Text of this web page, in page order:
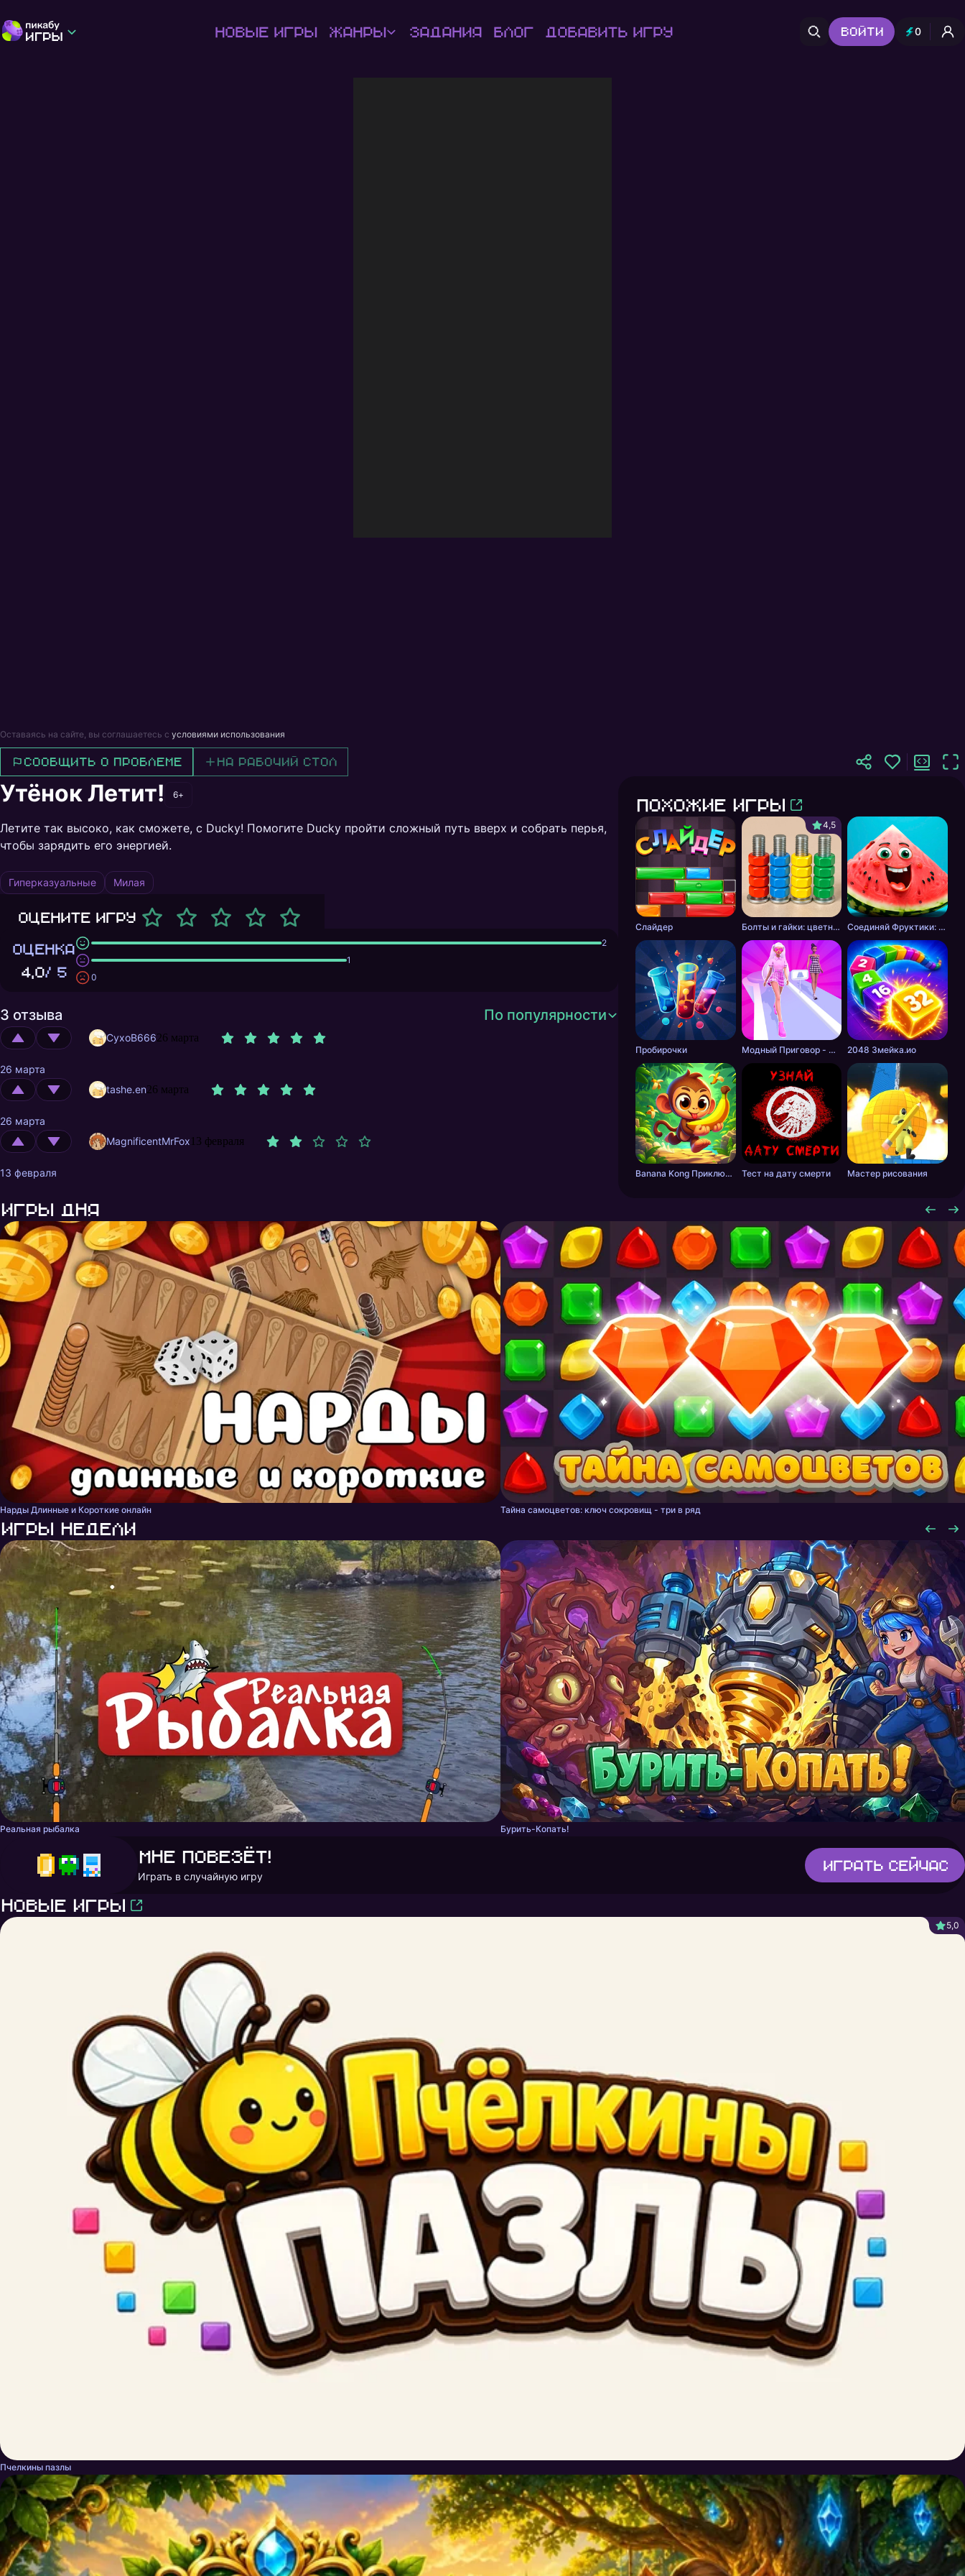
Новые игры Жанры Задания Блог Добавить игру Войти 0
Оставаясь на сайте, вы соглашаетесь с условиями использования
Сообщить о проблеме На рабочий стол
Утёнок Летит! 6+
Летите так высоко, как сможете, с Ducky! Помогите Ducky пройти сложный путь вверх и собрать перья,
чтобы зарядить его энергией.
Гиперказуальные Милая
Оцените игру
ОЦЕНКА
4,0/ 5
2
1
0
3 отзыва По популярности
CyxoB66626 марта
26 марта
tashe.en26 марта
26 марта
MagnificentMrFox 13 февраля
13 февраля
Похожие игры
Слайдер
4,5
Болты и гайки: цветная сортировка Соединяй Фруктики: Арбуз в 2048!
Пробирочки Модный Приговор - Одевалки для Девочек 2048 Змейка.ио
Banana Kong Приключение Тест на дату смерти Мастер рисования
Игры дня
Нарды Длинные и Короткие онлайн Тайна самоцветов: ключ сокровищ - три в ряд
Игры недели
Реальная рыбалка Бурить-Копать!
Мне повезёт!
Играть в случайную игру
Играть сейчас
Новые игры
5,0
Пчелкины пазлы